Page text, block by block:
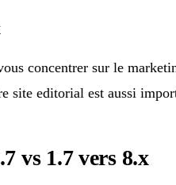
concentrer sur le
site editorial est aussi
vs 1.7 vers 8.x